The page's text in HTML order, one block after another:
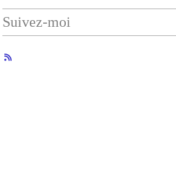
Suivez-moi